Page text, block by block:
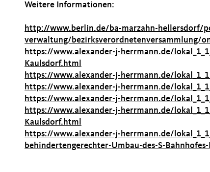
Weitere Informationen:
http://www.berlin.de/ba-marzahn-hellersdorf/
verwaltung/bezirksverordnetenversammlung/
https://www.alexander-j-herrmann.de/
Kaulsdorf.html
https://www.alexander-j-herrmann.de/
https://www.alexander-j-herrmann.de/
https://www.alexander-j-herrmann.de/
https://www.alexander-j-herrmann.de/
Kaulsdorf.html
https://www.alexander-j-herrmann.de/
behindertengerechter-Umbau-des-S-